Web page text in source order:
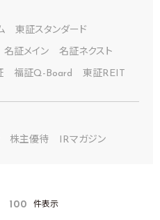
東証スタンダード
名証メイン 名証ネクスト
福証Q-Board 東証REIT
株主優待 IRマガジン
100 件表示